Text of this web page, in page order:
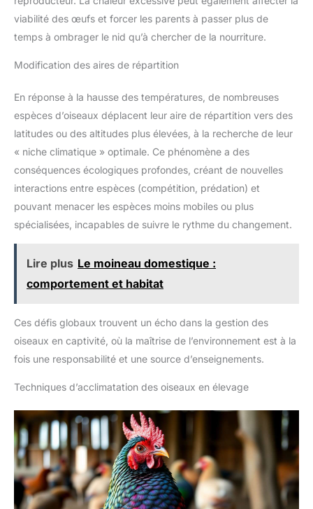
viabilité des œufs et forcer les parents à passer plus de
temps à ombrager le nid qu’à chercher de la nourriture.
Modification des aires de répartition
En réponse à la hausse des températures, de nombreuses
espèces d’oiseaux déplacent leur aire de répartition vers des
latitudes ou des altitudes plus élevées, à la recherche de leur
« niche climatique » optimale. Ce phénomène a des
conséquences écologiques profondes, créant de nouvelles
interactions entre espèces (compétition, prédation) et
pouvant menacer les espèces moins mobiles ou plus
spécialisées, incapables de suivre le rythme du changement.
Lire plus Le moineau domestique :
comportement et habitat
Ces défis globaux trouvent un écho dans la gestion des
oiseaux en captivité, où la maîtrise de l’environnement est à la
fois une responsabilité et une source d’enseignements.
Techniques d’acclimatation des oiseaux en élevage